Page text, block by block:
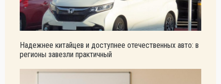
Надежнее китайцев и доступнее отечественных авто: в
регионы завезли практичный